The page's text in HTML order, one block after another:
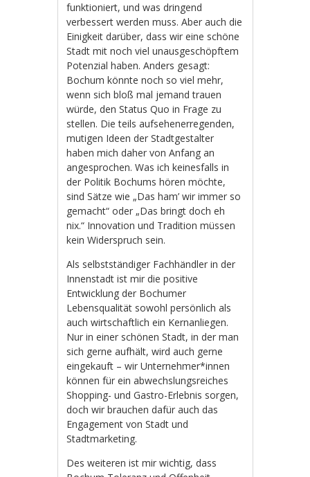
funktioniert, und was dringend
verbessert werden muss. Aber auch die
Einigkeit darüber, dass wir eine schöne
Stadt mit noch viel unausgeschöpftem
Potenzial haben. Anders gesagt:
Bochum könnte noch so viel mehr,
wenn sich bloß mal jemand trauen
würde, den Status Quo in Frage zu
stellen. Die teils aufsehenerregenden,
mutigen Ideen der Stadtgestalter
haben mich daher von Anfang an
angesprochen. Was ich keinesfalls in
der Politik Bochums hören möchte,
sind Sätze wie „Das ham’ wir immer so
gemacht“ oder „Das bringt doch eh
nix.“ Innovation und Tradition müssen
kein Widerspruch sein.
Als selbstständiger Fachhändler in der
Innenstadt ist mir die positive
Entwicklung der Bochumer
Lebensqualität sowohl persönlich als
auch wirtschaftlich ein Kernanliegen.
Nur in einer schönen Stadt, in der man
sich gerne aufhält, wird auch gerne
eingekauft – wir Unternehmer*innen
können für ein abwechslungsreiches
Shopping- und Gastro-Erlebnis sorgen,
doch wir brauchen dafür auch das
Engagement von Stadt und
Stadtmarketing.
Des weiteren ist mir wichtig, dass